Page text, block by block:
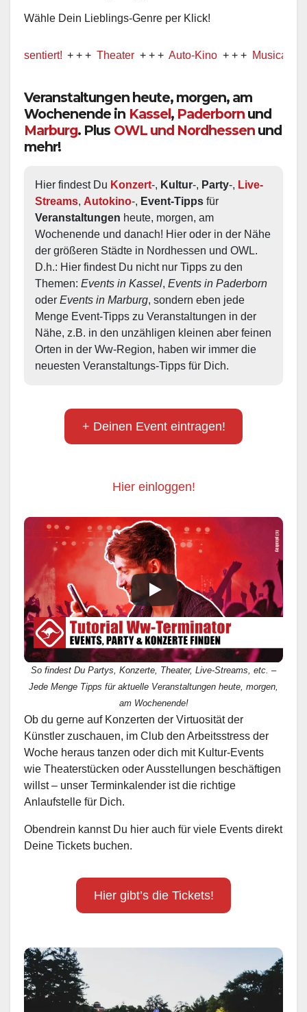
Wähle Dein Lieblings-Genre per Klick!
+ + + Theater + + + Auto-Kino + + + Musical + + +
Veranstaltungen heute, morgen, am
Wochenende in Kassel, Paderborn und
Marburg. Plus OWL und Nordhessen und
mehr!
Hier findest Du Konzert-, Kultur-, Party-, Live-
Streams, Autokino-, Event-Tipps
Veranstaltungen heute, morgen, am
Wochenende und danach! Hier oder in der Nähe
der größeren Städte in Nordhessen und OWL.
D.h.: Hier findest Du nicht nur Tipps zu den
Themen: Events in Kassel, Events in Paderborn
oder Events in Marburg, sondern eben jede
Menge Event-Tipps zu Veranstaltungen in der
Nähe, z.B. in den unzähligen kleinen aber feinen
Orten in der Ww-Region, haben wir immer die
neuesten Veranstaltungs-Tipps für Dich.
+ Deinen Event eintragen!
Hier einloggen!
So findest Du Partys, Konzerte, Theater, Live-Streams, etc. –
Jede Menge Tipps für aktuelle Veranstaltungen heute, morgen,
am Wochenende!
Ob du gerne auf Konzerten der Virtuosität der
Künstler zuschauen, im Club den Arbeitsstress der
Woche heraus tanzen oder dich mit Kultur-Events
wie Theaterstücken oder Ausstellungen beschäftigen
willst – unser Terminkalender ist die richtige
Anlaufstelle für Dich.
Obendrein kannst Du hier auch für viele Events direkt
Deine Tickets buchen.
Hier gibt’s die Tickets!